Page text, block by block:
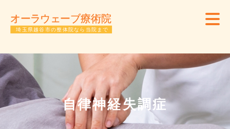
自律神経失調症